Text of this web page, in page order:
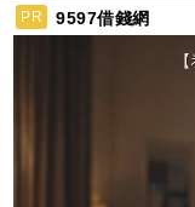
PR 9597借錢網